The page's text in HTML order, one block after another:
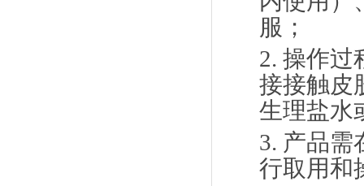
服；
2. 操作过
接接触皮
生理盐水
3. 产品需
行取用和